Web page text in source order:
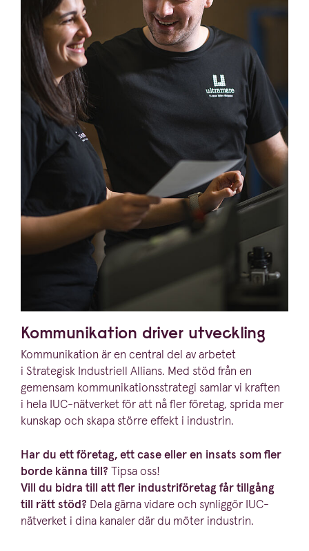
Kommu­ni­kation driver utveckling
Kommu­ni­kation är en central del av arbetet
i Strategisk Industriell Allians. Med stöd från en
gemensam kommu­ni­ka­tions­strategi samlar vi kraften
i hela IUC-nätverket för att nå fler företag, sprida mer
kunskap och skapa större effekt i industrin.
Har du ett företag, ett case eller en insats som fler
borde känna till? Tipsa oss!
Vill du bidra till att fler industri­fö­retag får tillgång
till rätt stöd? Dela gärna vidare och synliggör IUC-
nätverket i dina kanaler där du möter industrin.